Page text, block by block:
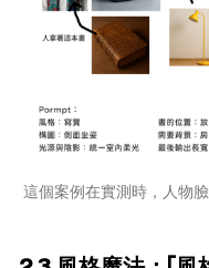
這個案例在實測時，人物